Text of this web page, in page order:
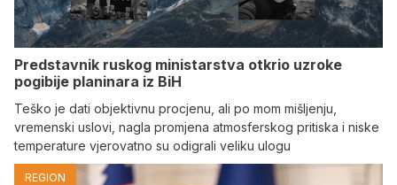
Predstavnik ruskog ministarstva otkrio uzroke
pogibije planinara iz BiH
Teško je dati objektivnu procjenu, ali po mom mišljenju,
vremenski uslovi, nagla promjena atmosferskog pritiska i niske
temperature vjerovatno su odigrali veliku ulogu
REGION